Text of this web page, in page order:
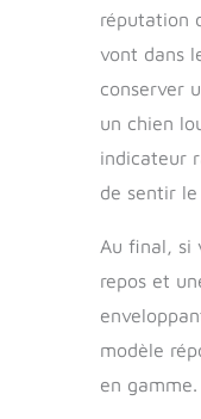
réputation
vont dans
conserver
un chien
indicateur
de sentir
Au final, si
repos et
modèle
en gamme.